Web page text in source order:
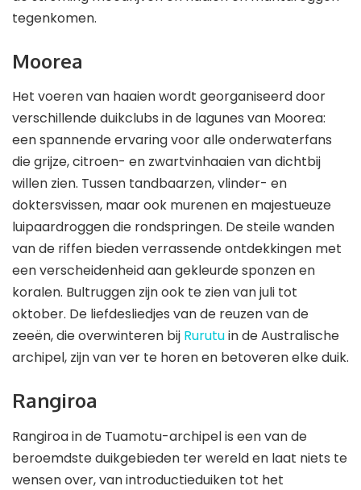
tegenkomen.
Moorea
Het voeren van haaien wordt georganiseerd door
verschillende duikclubs in de lagunes van Moorea:
een spannende ervaring voor alle onderwaterfans
die grijze, citroen- en zwartvinhaaien van dichtbij
willen zien. Tussen tandbaarzen, vlinder- en
doktersvissen, maar ook murenen en majestueuze
luipaardroggen die rondspringen. De steile wanden
van de riffen bieden verrassende ontdekkingen met
een verscheidenheid aan gekleurde sponzen en
koralen. Bultruggen zijn ook te zien van juli tot
oktober. De liefdesliedjes van de reuzen van de
zeeën, die overwinteren bij Rurutuin de Australische
archipel, zijn van ver te horen en betoveren elke duik.
Rangiroa
Rangiroa in de Tuamotu-archipel is een van de
beroemdste duikgebieden ter wereld en laat niets te
wensen over, van introductieduiken tot het